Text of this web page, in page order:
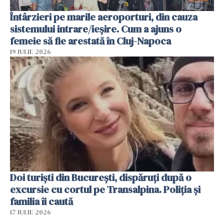
Întârzieri pe marile aeroporturi, din cauza
sistemului intrare/ieșire. Cum a ajuns o
femeie să fie arestată în Cluj-Napoca
19 IULIE 2026
Doi turiști din București, dispăruți după o
excursie cu cortul pe Transalpina. Poliția și
familia îi caută
17 IULIE 2026